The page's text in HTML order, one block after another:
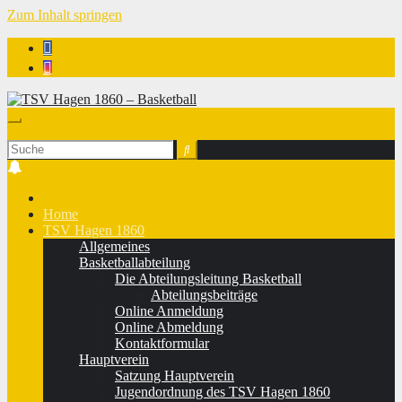
Zum Inhalt springen
Home
TSV Hagen 1860
Allgemeines
Basketballabteilung
Die Abteilungsleitung Basketball
Abteilungsbeiträge
Online Anmeldung
Online Abmeldung
Kontaktformular
Hauptverein
Satzung Hauptverein
Jugendordnung des TSV Hagen 1860